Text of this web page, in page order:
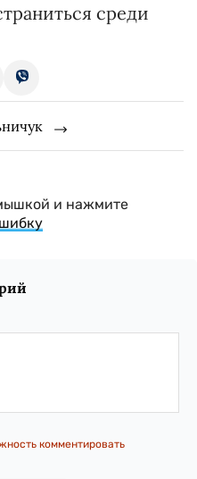
среди
и нажмите
комментировать